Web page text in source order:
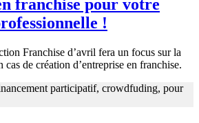
franchise pour votre
!
Franchise d’avril fera un focus sur la
de création d’entreprise en franchise.